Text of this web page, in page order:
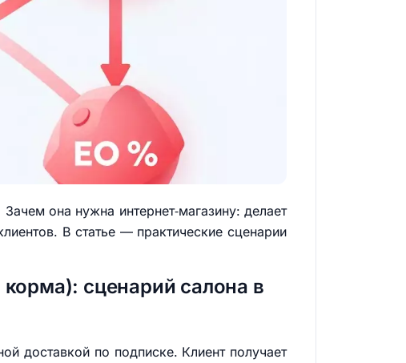
она нужна интернет‑магазину: делает
В статье — практические сценарии
сценарий салона в
доставкой по подписке. Клиент получает